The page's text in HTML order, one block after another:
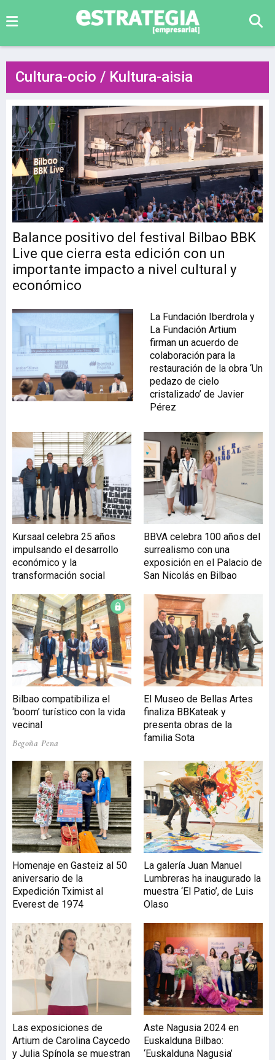
Cultura-ocio / Kultura-aisia
Balance positivo del festival Bilbao BBK
Live que cierra esta edición con un
importante impacto a nivel cultural y
económico
La Fundación Iberdrola y
La Fundación Artium
firman un acuerdo de
colaboración para la
restauración de la obra ‘Un
pedazo de cielo
cristalizado’ de Javier
Pérez
Kursaal celebra 25 años
impulsando el desarrollo
económico y la
transformación social
BBVA celebra 100 años del
surrealismo con una
exposición en el Palacio de
San Nicolás en Bilbao
Bilbao compatibiliza el
‘boom’ turístico con la vida
vecinal
Begoña Pena
El Museo de Bellas Artes
finaliza BBKateak y
presenta obras de la
familia Sota
Homenaje en Gasteiz al 50
aniversario de la
Expedición Tximist al
Everest de 1974
La galería Juan Manuel
Lumbreras ha inaugurado la
muestra ‘El Patio’, de Luis
Olaso
Las exposiciones de
Artium de Carolina Caycedo
y Julia Spínola se muestran
Aste Nagusia 2024 en
Euskalduna Bilbao:
‘Euskalduna Nagusia’